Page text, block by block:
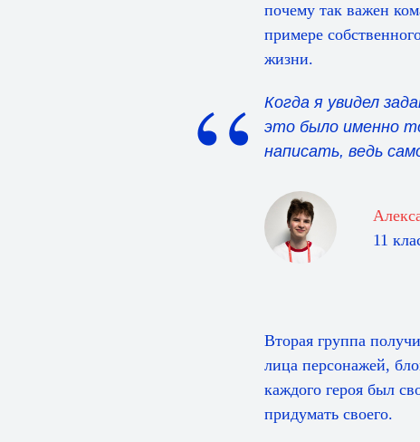
почему так важен
примере
жизни.
“
Когда я увидел
это было именно
написать, ведь
11
Вторая группа
лица персонажей,
каждого героя был
придумать своего.